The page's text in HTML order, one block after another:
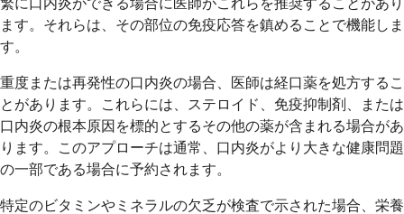
ます。それらは、その部位の免疫応答を鎮めることで機能しま
す。
重度または再発性の口内炎の場合、医師は経口薬を処方するこ
とがあります。これらには、ステロイド、免疫抑制剤、または
口内炎の根本原因を標的とするその他の薬が含まれる場合があ
ります。このアプローチは通常、口内炎がより大きな健康問題
の一部である場合に予約されます。
特定のビタミンやミネラルの欠乏が検査で示された場合、栄養